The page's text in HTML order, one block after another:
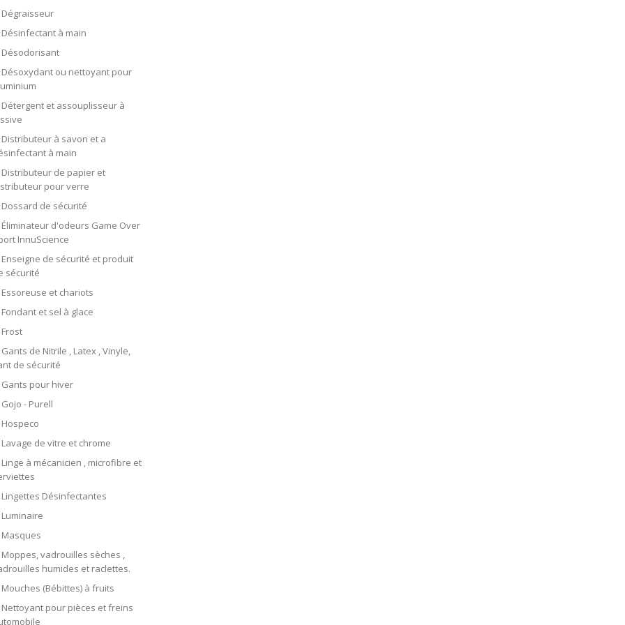
Dégraisseur
Désinfectant à main
Désodorisant
Désoxydant ou nettoyant pour
Détergent et assouplisseur à
Distributeur à savon et a
à main
Distributeur de papier et
pour verre
Dossard de sécurité
Éliminateur d'odeurs Game Over
InnuScience
Enseigne de sécurité et produit
sécurité
Essoreuse et chariots
Fondant et sel à glace
Frost
Gants de Nitrile , Latex , Vinyle,
de sécurité
Gants pour hiver
Gojo - Purell
Hospeco
Lavage de vitre et chrome
Linge à mécanicien , microfibre et
Lingettes Désinfectantes
Luminaire
Masques
Moppes, vadrouilles sèches ,
humides et raclettes.
Mouches (Bébittes) à fruits
Nettoyant pour pièces et freins